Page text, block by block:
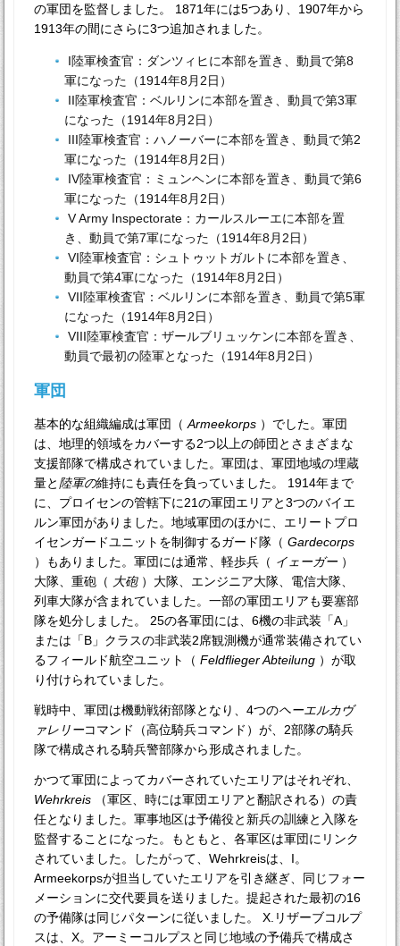
の軍団を監督しました。 1871年には5つあり、1907年から
1913年の間にさらに3つ追加されました。
I陸軍検査官：ダンツィヒに本部を置き、動員で第8
軍になった（1914年8月2日）
II陸軍検査官：ベルリンに本部を置き、動員で第3軍
になった（1914年8月2日）
III陸軍検査官：ハノーバーに本部を置き、動員で第2
軍になった（1914年8月2日）
IV陸軍検査官：ミュンヘンに本部を置き、動員で第6
軍になった（1914年8月2日）
V Army Inspectorate：カールスルーエに本部を置
き、動員で第7軍になった（1914年8月2日）
VI陸軍検査官：シュトゥットガルトに本部を置き、
動員で第4軍になった（1914年8月2日）
VII陸軍検査官：ベルリンに本部を置き、動員で第5軍
になった（1914年8月2日）
VIII陸軍検査官：ザールブリュッケンに本部を置き、
動員で最初の陸軍となった（1914年8月2日）
軍団
基本的な組織編成は軍団（Armeekorps ）でした。軍団
は、地理的領域をカバーする2つ以上の師団とさまざまな
支援部隊で構成されていました。軍団は、軍団地域の埋蔵
量と陸軍の維持にも責任を負っていました。 1914年まで
に、プロイセンの管轄下に21の軍団エリアと3つのバイエ
ルン軍団がありました。地域軍団のほかに、エリートプロ
イセンガードユニットを制御するガード隊（Gardecorps
）もありました。軍団には通常、軽歩兵（ イェーガー）
大隊、重砲（ 大砲）大隊、エンジニア大隊、電信大隊、
列車大隊が含まれていました。一部の軍団エリアも要塞部
隊を処分しました。 25の各軍団には、6機の非武装「A」
または「B」クラスの非武装2席観測機が通常装備されてい
るフィールド航空ユニット（Feldflieger Abteilung ）が取
り付けられていました。
戦時中、軍団は機動戦術部隊となり、4つのヘーエルカヴ
ァレリーコマンド（高位騎兵コマンド）が、2部隊の騎兵
隊で構成される騎兵警部隊から形成されました。
かつて軍団によってカバーされていたエリアはそれぞれ、
Wehrkreis （軍区、時には軍団エリアと翻訳される）の責
任となりました。軍事地区は予備役と新兵の訓練と入隊を
監督することになった。もともと、各軍区は軍団にリンク
されていました。したがって、Wehrkreisは、I。
Armeekorpsが担当していたエリアを引き継ぎ、同じフォー
メーションに交代要員を送りました。提起された最初の16
の予備隊は同じパターンに従いました。 X.リザーブコルプ
スは、X。アーミーコルプスと同じ地域の予備兵で構成さ